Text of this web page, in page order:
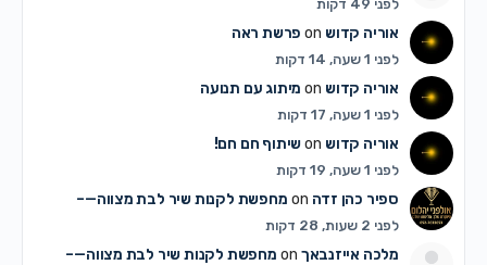
לפני 49 דקות
אוריה קדושon פרשת ראה
לפני 1 שעה, 14 דקות
אוריה קדושon מיתוג עם תנועה
לפני 1 שעה, 17 דקות
אוריה קדושon שיתוף חם חם!
לפני 1 שעה, 19 דקות
ספיר כהן זדהon מחפשת לקנות שיר לבת מצווה—–
לפני 2 שעות, 28 דקות
מלכה אייזנבאךon מחפשת לקנות שיר לבת מצווה—–